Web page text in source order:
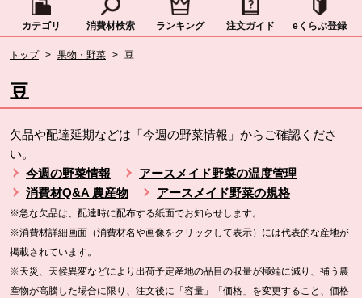
カテゴリ 消費材検索 ランキング 注文ガイド eくらぶ登録
トップ > 果物・野菜 > 豆
豆
欠品や配達延期などは「今週の野菜情報」からご確認くださ
い。
今週の野菜情報
アースメイド野菜の温度管理
消費材Q&A 農産物
アースメイド野菜の規格
※急な欠品は、配達時に配布する紙面でお知らせします。
※消費材詳細画面（消費材名や画像をクリックして表示）には代表的な産地が
掲載されています。
※天災、天候異変などにより出荷予定産地の品目の収量が極端に減り、補う農
産物が高騰した場合に限り、注文後に「容量」「価格」を変更すること、価格